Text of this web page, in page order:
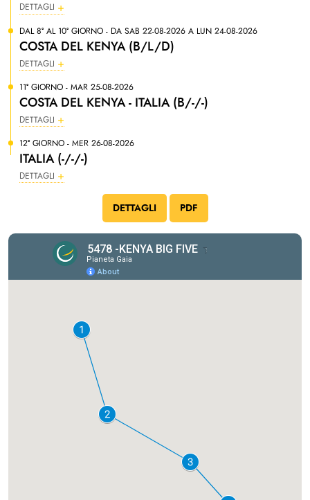
DETTAGLI
DAL 8° AL 10° GIORNO - DA SAB 22-08-2026 A LUN 24-08-2026
COSTA DEL KENYA (B/L/D)
DETTAGLI
11° GIORNO - MAR 25-08-2026
COSTA DEL KENYA - ITALIA (B/-/-)
DETTAGLI
12° GIORNO - MER 26-08-2026
ITALIA (-/-/-)
DETTAGLI
DETTAGLI PDF